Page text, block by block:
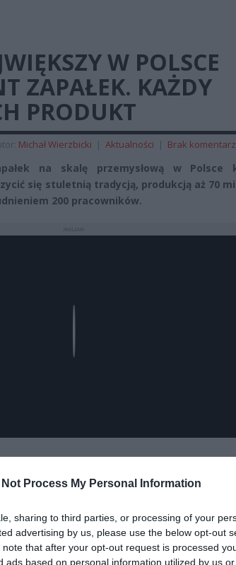
Not Process My Personal Information
sharing to third parties, or processing of your
advertising by us, please use the below opt-out
that after your opt-out request is processed
ads based on personal information utilized by us
W POLSCE
ZAPAŁEK. KAŻDY
PRODUKT
Michał Wierzbicki | Aktualności | Brak
na skalę przemysłową w Polsce
się stuletnią tradycją, produkcją aż 70
200 pracowników.